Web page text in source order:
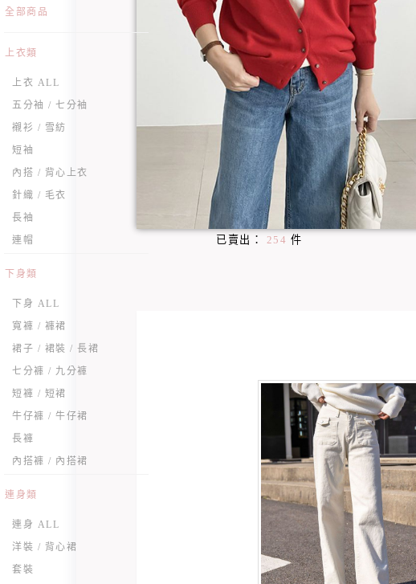
全部商品
上衣類
上衣 ALL
五分袖 / 七分袖
襯衫 / 雪紡
短袖
內搭 / 背心上衣
針織 / 毛衣
長袖
連帽
下身類
下身 ALL
寬褲 / 褲裙
裙子 / 裙裝 / 長裙
七分褲 / 九分褲
短褲 / 短裙
牛仔褲 / 牛仔裙
長褲
內搭褲 / 內搭裙
連身類
連身 ALL
洋裝 / 背心裙
套裝
已賣出： 254 件